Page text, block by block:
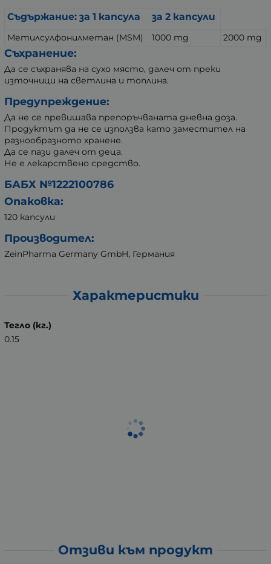
Съдържание: за 1 капсула за 2 капсули
Метилсулфонилметан (MSM) 1000 mg 2000 mg
Съхранение:
Да се съхранява на сухо място, далеч от преки
източници на светлина и топлина.
Предупреждение:
Да не се превишава препоръчваната дневна доза.
Продуктът да не се използва като заместител на
разнообразното хранене.
Да се пази далеч от деца.
Не е лекарствено средство.
БАБХ №1222100786
Опаковка:
120 капсули
Производител:
ZeinPharma Germany GmbH, Германия
Характеристики
Тегло (кг.)
0.15
Отзиви към продукт